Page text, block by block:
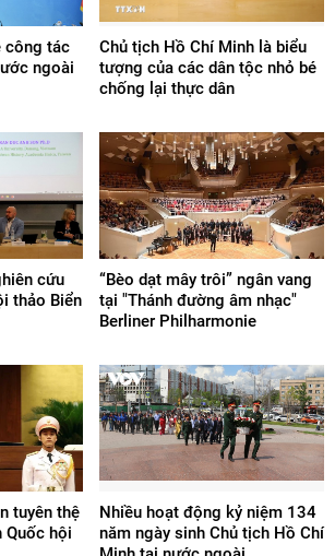
công tác
ngoài
Chủ tịch Hồ Chí Minh là biểu
tượng của các dân tộc nhỏ bé
chống lại thực dân
cứu
thảo Biển
“Bèo dạt mây trôi” ngân vang
tại "Thánh đường âm nhạc"
Berliner Philharmonie
tuyên thệ
Quốc hội
Nhiều hoạt động kỷ niệm 134
năm ngày sinh Chủ tịch Hồ Chí